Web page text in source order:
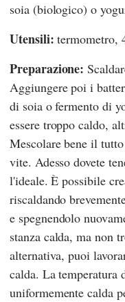
soia (biologico) o
Utensili: termometro,
Preparazione:
Aggiungere poi i
di soia o fermento di
essere troppo caldo,
Mescolare bene il
vite. Adesso dovete
l'ideale. È possibile
riscaldando
e spegnendolo
stanza calda, ma non
alternativa, puoi
calda. La temperatura
uniformemente calda